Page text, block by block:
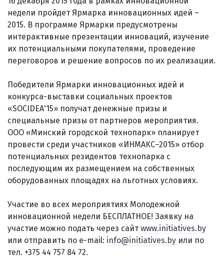
недели пройдет Ярмарка инновационных идей –
2015. В программе Ярмарки предусмотрены
интерактивные презентации инноваций, изучение
их потенциальными покупателями, проведение
переговоров и решение вопросов по их реализации.
Победители Ярмарки инновационных идей и
конкурса-выставки социальных проектов
«SOCIDEA'15» получат денежные призы и
специальные призы от партнеров мероприятия.
ООО «Минский городской технопарк» планирует
провести среди участников «ИНМАКС–2015» отбор
потенциальных резидентов технопарка с
последующим их размещением на собственных
оборудованных площадях на льготных условиях.
Участие во всех мероприятиях Молодежной
инновационной недели БЕСПЛАТНОЕ! Заявку на
участие можно подать через сайтwww.initiatives.by
или отправить по e-mail: info@initiatives.by или по
тел. +375 44 757 84 72.